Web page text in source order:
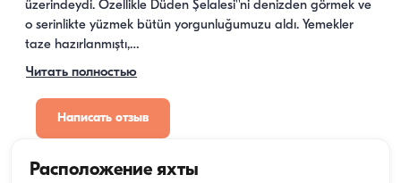
üzerindeydi. Özellikle Düden Şelalesi''ni denizden görmek ve
o serinlikte yüzmek bütün yorgunluğumuzu aldı. Yemekler
taze hazırlanmıştı,…
Читать полностью
Написать отзыв
Расположение яхты